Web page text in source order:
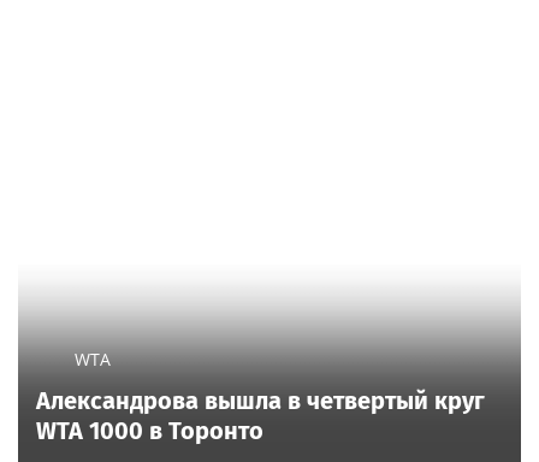
WTA
Александрова вышла в четвертый круг
WTA 1000 в Торонто